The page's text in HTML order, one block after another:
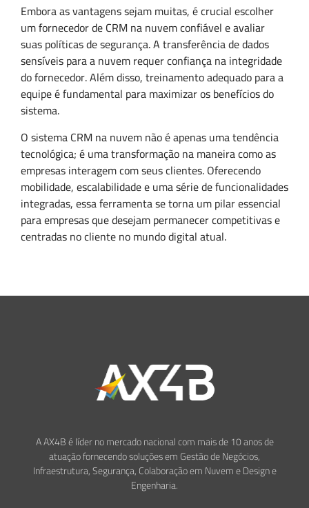
Embora as vantagens sejam muitas, é crucial escolher
um fornecedor de CRM na nuvem confiável e avaliar
suas políticas de segurança. A transferência de dados
sensíveis para a nuvem requer confiança na integridade
do fornecedor. Além disso, treinamento adequado para a
equipe é fundamental para maximizar os benefícios do
sistema.
O sistema CRM na nuvem não é apenas uma tendência
tecnológica; é uma transformação na maneira como as
empresas interagem com seus clientes. Oferecendo
mobilidade, escalabilidade e uma série de funcionalidades
integradas, essa ferramenta se torna um pilar essencial
para empresas que desejam permanecer competitivas e
centradas no cliente no mundo digital atual.
A AX4B é líder no mercado nacional com mais de 10 anos de
atuação fornecendo soluções em Gestão de Negócios,
Infraestrutura, Segurança, Colaboração em Nuvem e Design e
Engenharia.